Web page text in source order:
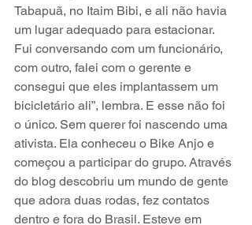
Tabapuã, no Itaim Bibi, e ali não havia
um lugar adequado para estacionar.
Fui conversando com um funcionário,
com outro, falei com o gerente e
consegui que eles implantassem um
bicicletário ali”, lembra. E esse não foi
o único. Sem querer foi nascendo uma
ativista. Ela conheceu o Bike Anjo e
começou a participar do grupo. Através
do blog descobriu um mundo de gente
que adora duas rodas, fez contatos
dentro e fora do Brasil. Esteve em